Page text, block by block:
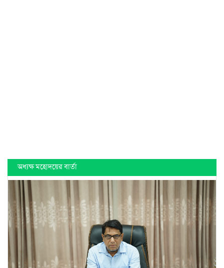
অধ্যক্ষ মহোদয়ের বার্তা